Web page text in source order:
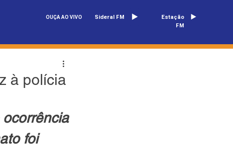
OUÇA AO VIVO Sideral FM
Estação
FM
à polícia
foi